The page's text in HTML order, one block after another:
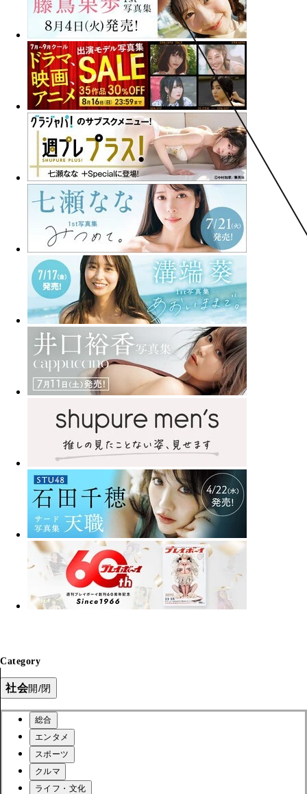
Category
社会開/閉
総合
エンタメ
スポーツ
クルマ
ライフ・文化